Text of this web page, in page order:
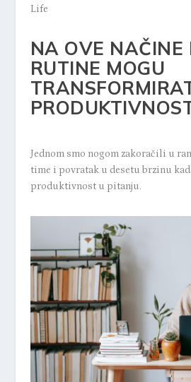
Life
NA OVE NAČINE
RUTINE MOGU
Jednom smo nogom zakoračili u
time i povratak u desetu brzinu
produktivnost u pitanju.